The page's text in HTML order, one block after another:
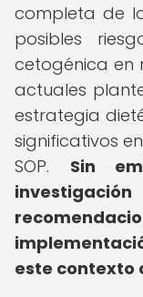
completa de
posibles
cetogénica en
actuales
estrategia
significativos
SOP. Sin
este contexto